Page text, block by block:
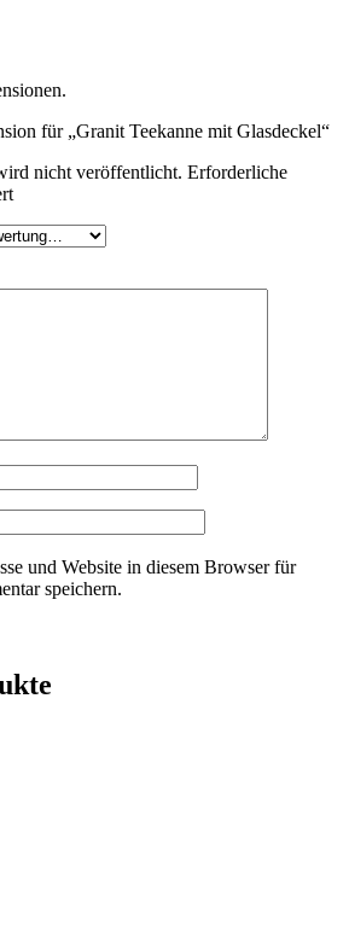
für „Granit Teekanne mit Glasdeckel“
nicht veröffentlicht. Erforderliche
und Website in diesem Browser für
speichern.